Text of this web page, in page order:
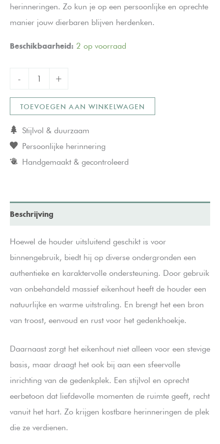
herinneringen. Zo kun je op een persoonlijke en oprechte
manier jouw dierbaren blijven herdenken.
Beschikbaarheid: 2 op voorraad
-
klein
aantal
+
TOEVOEGEN AAN WINKELWAGEN
Stijlvol & duurzaam
Persoonlijke herinnering
Handgemaakt & gecontroleerd
Beschrijving
Hoewel de houder uitsluitend geschikt is voor
binnengebruik, biedt hij op diverse ondergronden een
authentieke en karaktervolle ondersteuning. Door gebruik
van onbehandeld massief eikenhout heeft de houder een
natuurlijke en warme uitstraling. En brengt het een bron
van troost, eenvoud en rust voor het gedenkhoekje.
Daarnaast zorgt het eikenhout niet alleen voor een stevige
basis, maar draagt het ook bij aan een sfeervolle
inrichting van de gedenkplek. Een stijlvol en oprecht
eerbetoon dat liefdevolle momenten de ruimte geeft, recht
vanuit het hart. Zo krijgen kostbare herinneringen de plek
die ze verdienen.